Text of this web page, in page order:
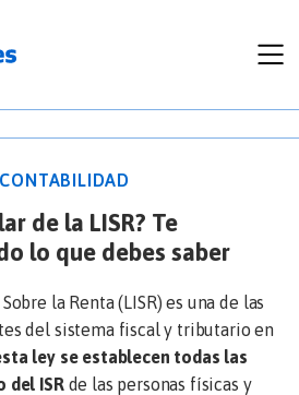
Prueba Gratis
Iniciar Sesión
686 520 0479
CONTABILIDAD
de la LISR? Te
lo que debes saber
la Renta (LISR) es una de las
del sistema fiscal y tributario en
ley se establecen todas las
del ISRde las personas físicas y